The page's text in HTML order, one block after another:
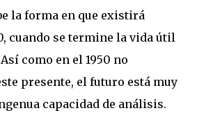
la forma en que existirá
cuando se termine la vida útil
como en el 1950 no
presente, el futuro está muy
capacidad de análisis.